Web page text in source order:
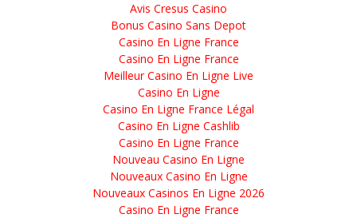
Avis Cresus Casino
Bonus Casino Sans Depot
Casino En Ligne France
Casino En Ligne France
Meilleur Casino En Ligne Live
Casino En Ligne
Casino En Ligne France Légal
Casino En Ligne Cashlib
Casino En Ligne France
Nouveau Casino En Ligne
Nouveaux Casino En Ligne
Nouveaux Casinos En Ligne 2026
Casino En Ligne France